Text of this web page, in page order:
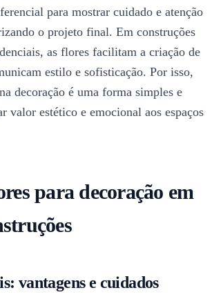
para mostrar cuidado e atenção
o projeto final. Em construções
as flores facilitam a criação de
estilo e sofisticação. Por isso,
decoração é uma forma simples e
valor estético e emocional aos espaços
para decoração em
vantagens e cuidados